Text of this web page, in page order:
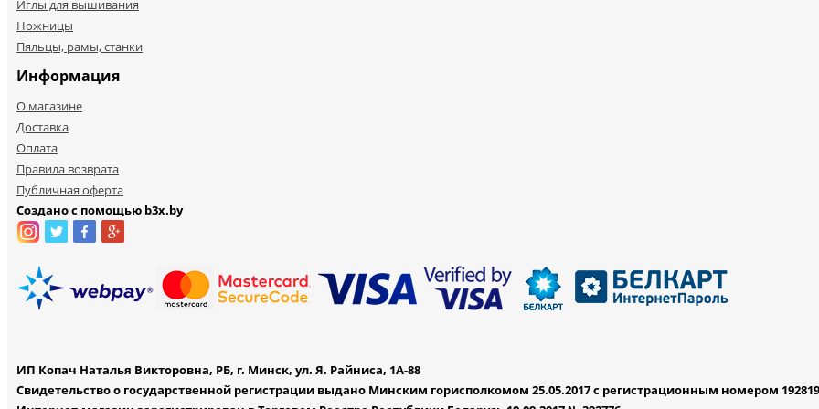
Иглы для вышивания
Ножницы
Пяльцы, рамы, станки
Информация
О магазине
Доставка
Оплата
Правила возврата
Публичная оферта
Создано с помощью b3x.by
ИП Копач Наталья Викторовна, РБ, г. Минск, ул. Я. Райниса, 1А-88
Свидетельство о государственной регистрации выдано Минским горисполкомом 25.05.2017 с регистрационным номером